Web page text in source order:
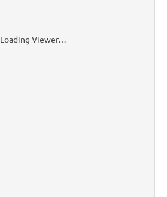
Loading Viewer…